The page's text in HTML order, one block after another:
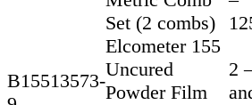
Set (2 combs)
B15513573-
Elcometer 155
Uncured
Powder Film
2